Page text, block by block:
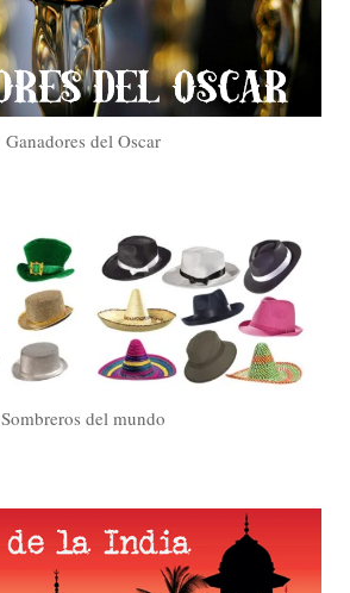
Ganadores del Oscar
Sombreros del mundo